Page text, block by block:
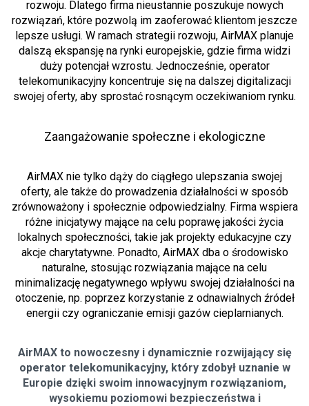
rozwoju. Dlatego firma nieustannie poszukuje nowych
rozwiązań, które pozwolą im zaoferować klientom jeszcze
lepsze usługi. W ramach strategii rozwoju, AirMAX planuje
dalszą ekspansję na rynki europejskie, gdzie firma widzi
duży potencjał wzrostu. Jednocześnie, operator
telekomunikacyjny koncentruje się na dalszej digitalizacji
swojej oferty, aby sprostać rosnącym oczekiwaniom rynku.
Zaangażowanie społeczne i ekologiczne
AirMAX nie tylko dąży do ciągłego ulepszania swojej
oferty, ale także do prowadzenia działalności w sposób
zrównoważony i społecznie odpowiedzialny. Firma wspiera
różne inicjatywy mające na celu poprawę jakości życia
lokalnych społeczności, takie jak projekty edukacyjne czy
akcje charytatywne. Ponadto, AirMAX dba o środowisko
naturalne, stosując rozwiązania mające na celu
minimalizację negatywnego wpływu swojej działalności na
otoczenie, np. poprzez korzystanie z odnawialnych źródeł
energii czy ograniczanie emisji gazów cieplarnianych.
AirMAX to nowoczesny i dynamicznie rozwijający się
operator telekomunikacyjny, który zdobył uznanie w
Europie dzięki swoim innowacyjnym rozwiązaniom,
wysokiemu poziomowi bezpieczeństwa i